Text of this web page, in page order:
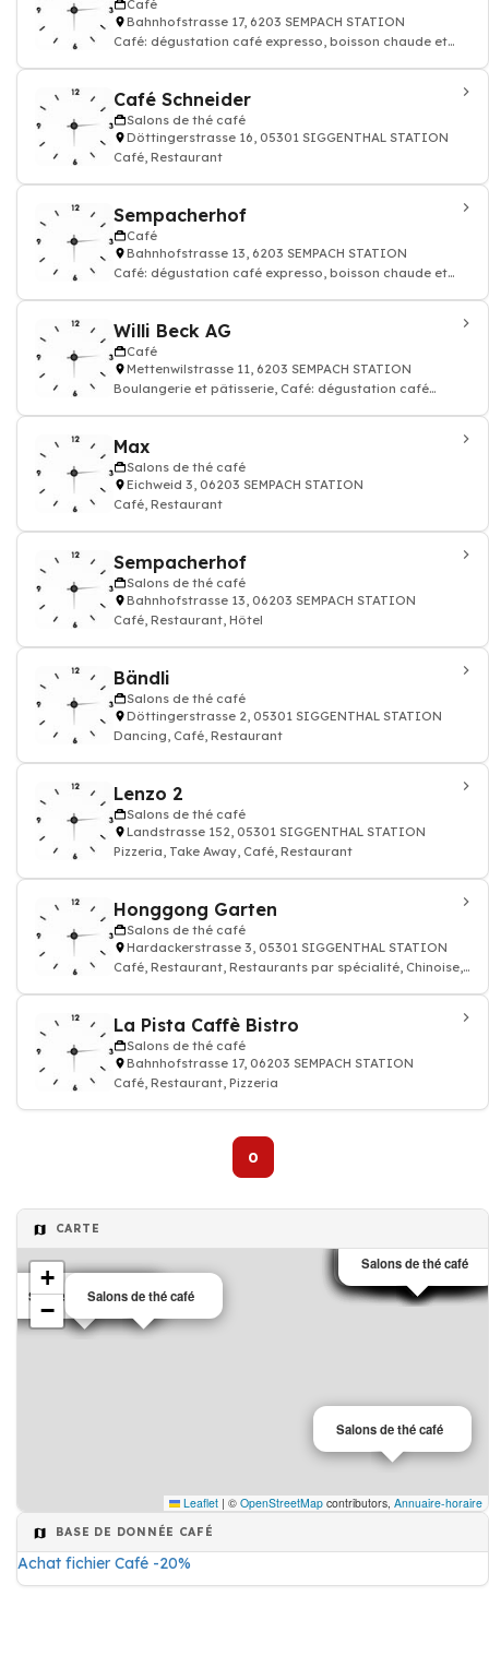
Café
Bahnhofstrasse 17, 6203 SEMPACH STATION
Café: dégustation café expresso, boisson chaude et
Café Schneider
Salons de thé café
Döttingerstrasse 16, 05301 SIGGENTHAL STATION
Café, Restaurant
Sempacherhof
Café
Bahnhofstrasse 13, 6203 SEMPACH STATION
Café: dégustation café expresso, boisson chaude et
Willi Beck AG
Café
Mettenwilstrasse 11, 6203 SEMPACH STATION
Boulangerie et pâtisserie, Café: dégustation café
Max
Salons de thé café
Eichweid 3, 06203 SEMPACH STATION
Café, Restaurant
Sempacherhof
Salons de thé café
Bahnhofstrasse 13, 06203 SEMPACH STATION
Café, Restaurant, Hôtel
Bändli
Salons de thé café
Döttingerstrasse 2, 05301 SIGGENTHAL STATION
Dancing, Café, Restaurant
Lenzo 2
Salons de thé café
Landstrasse 152, 05301 SIGGENTHAL STATION
Pizzeria, Take Away, Café, Restaurant
Honggong Garten
Salons de thé café
Hardackerstrasse 3, 05301 SIGGENTHAL STATION
Café, Restaurant, Restaurants par spécialité, Chinoise,
La Pista Caffè Bistro
Salons de thé café
Bahnhofstrasse 17, 06203 SEMPACH STATION
Café, Restaurant, Pizzeria
0
CARTE
Salons de thé café
Salons de thé café
Café
Café
Café
Café
Salons de thé café
Salons de thé café
Salons de thé café
Café
Salons de thé café
Café
Café
Salons de thé café
Salons de thé café
Salons de thé café
Salons de thé café
Salons de thé café
Salons de thé café
+
−
Leaflet | © OpenStreetMap contributors, Annuaire-horaire
BASE DE DONNÉE CAFÉ
Achat fichier Café -20%